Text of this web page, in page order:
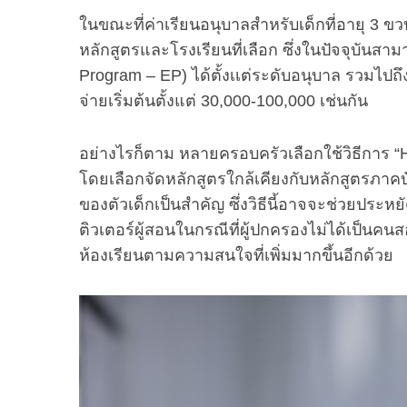
ในขณะที่ค่าเรียนอนุบาลสำหรับเด็กที่อายุ 3 ข
หลักสูตรและโรงเรียนที่เลือก ซึ่งในปัจจุบันสา
Program – EP) ได้ตั้งเเต่ระดับอนุบาล รวมไ
จ่ายเริ่มต้นตั้งแต่ 30,000-100,000 เช่นกัน
อย่างไรก็ตาม หลายครอบครัวเลือกใช้วิธีการ
โดยเลือกจัดหลักสูตรใกล้เคียงกับหลักสูตรภา
ของตัวเด็กเป็นสำคัญ ซึ่งวิธีนี้อาจจะช่วยประ
ติวเตอร์ผู้สอนในกรณีที่ผู้ปกครองไม่ได้เป็นคน
ห้องเรียนตามความสนใจที่เพิ่มมากขึ้นอีกด้วย